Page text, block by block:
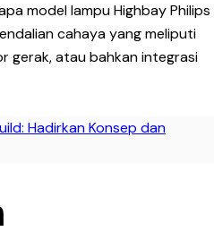
model lampu Highbay Philips
cahaya yang meliputi
gerak, atau bahkan integrasi
Hadirkan Konsep dan